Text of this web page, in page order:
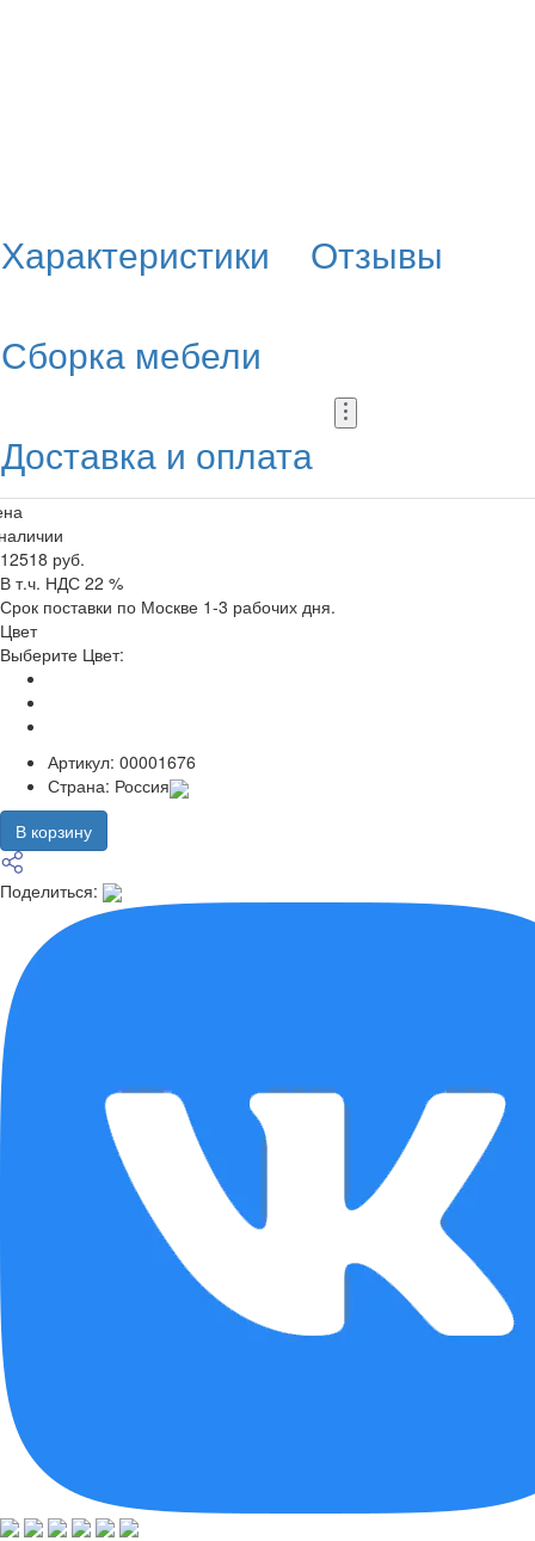
Характеристики
Отзывы
Сборка мебели
Доставка и оплата
12518 руб.
В т.ч. НДС 22 %
Срок поставки по Москве 1-3 рабочих дня.
Цвет
Выберите Цвет:
Артикул: 00001676
Страна: Россия
В корзину
Поделиться: